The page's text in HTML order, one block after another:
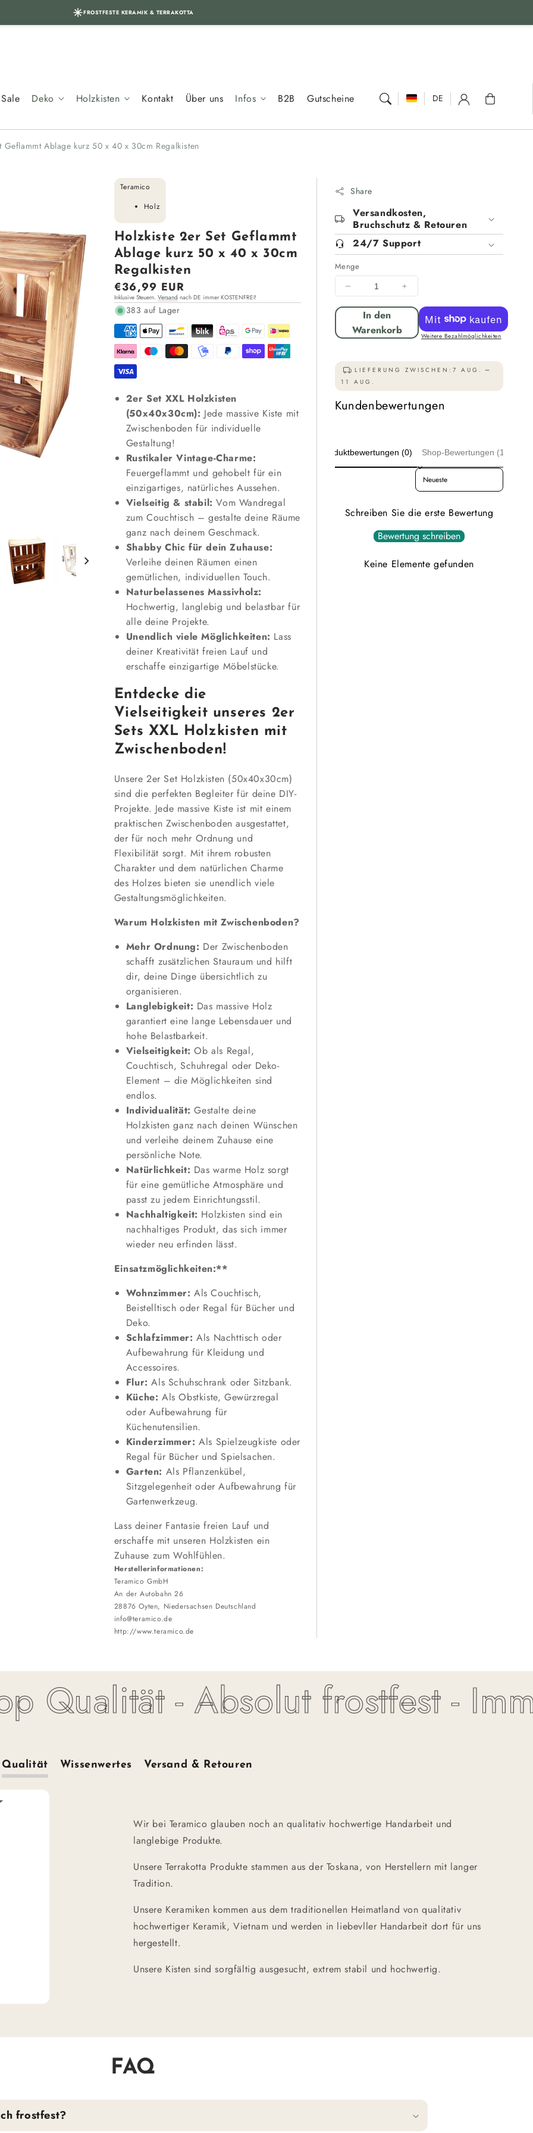
FROSTFESTE KERAMIK & TERRAKOTTA
Sale Deko Holzkisten Kontakt Über uns Infos B2B Gutscheine DE Warenkorb
Geflammt Ablage kurz 50 x 40 x 30cm Regalkisten
Teramico
Holz
Holzkiste 2er Set Geflammt
Ablage kurz 50 x 40 x 30cm
Regalkisten
Normaler
Preis
€36,99 EUR
Inklusive Steuern. Versandnach DE immer KOSTENFREI!
383 auf Lager
2er Set XXL Holzkisten
(50x40x30cm): Jede massive Kiste mit
Zwischenboden für individuelle
Gestaltung!
Rustikaler Vintage-Charme:
Feuergeflammt und gehobelt für ein
einzigartiges, natürliches Aussehen.
Vielseitig & stabil: Vom Wandregal
zum Couchtisch – gestalte deine Räume
ganz nach deinem Geschmack.
Shabby Chic für dein Zuhause:
Verleihe deinen Räumen einen
gemütlichen, individuellen Touch.
Naturbelassenes Massivholz:
Hochwertig, langlebig und belastbar für
alle deine Projekte.
Unendlich viele Möglichkeiten: Lass
deiner Kreativität freien Lauf und
erschaffe einzigartige Möbelstücke.
Entdecke die
Vielseitigkeit unseres 2er
Sets XXL Holzkisten mit
Zwischenboden!
Unsere 2er Set Holzkisten (50x40x30cm)
sind die perfekten Begleiter für deine DIY-
Projekte. Jede massive Kiste ist mit einem
praktischen Zwischenboden ausgestattet,
der für noch mehr Ordnung und
Flexibilität sorgt. Mit ihrem robusten
Charakter und dem natürlichen Charme
des Holzes bieten sie unendlich viele
Gestaltungsmöglichkeiten.
Warum Holzkisten mit Zwischenboden?
Mehr Ordnung: Der Zwischenboden
schafft zusätzlichen Stauraum und hilft
dir, deine Dinge übersichtlich zu
organisieren.
Langlebigkeit: Das massive Holz
garantiert eine lange Lebensdauer und
hohe Belastbarkeit.
Vielseitigkeit: Ob als Regal,
Couchtisch, Schuhregal oder Deko-
Element – die Möglichkeiten sind
endlos.
Individualität: Gestalte deine
Holzkisten ganz nach deinen Wünschen
und verleihe deinem Zuhause eine
persönliche Note.
Natürlichkeit: Das warme Holz sorgt
für eine gemütliche Atmosphäre und
passt zu jedem Einrichtungsstil.
Nachhaltigkeit: Holzkisten sind ein
nachhaltiges Produkt, das sich immer
wieder neu erfinden lässt.
Einsatzmöglichkeiten:**
Wohnzimmer: Als Couchtisch,
Beistelltisch oder Regal für Bücher und
Deko.
Schlafzimmer: Als Nachttisch oder
Aufbewahrung für Kleidung und
Accessoires.
Flur: Als Schuhschrank oder Sitzbank.
Küche: Als Obstkiste, Gewürzregal
oder Aufbewahrung für
Küchenutensilien.
Kinderzimmer: Als Spielzeugkiste oder
Regal für Bücher und Spielsachen.
Garten: Als Pflanzenkübel,
Sitzgelegenheit oder Aufbewahrung für
Gartenwerkzeug.
Lass deiner Fantasie freien Lauf und
erschaffe mit unseren Holzkisten ein
Zuhause zum Wohlfühlen.
Herstellerinformationen:
Teramico GmbH
An der Autobahn 26
28876 Oyten, Niedersachsen Deutschland
info@teramico.de
http://www.teramico.de
Share
Versandkosten,
Bruchschutz & Retouren
24/7 Support
Menge
Menge
für
Holzkiste
2er
Set
Ablage
kurz
50
x
Regalkisten
verringern
Menge
für
Holzkiste
2er
Set
Ablage
50
x
Regalkisten
erhöhen
In den
Warenkorb
Weitere Bezahlmöglichkeiten
LIEFERUNG ZWISCHEN: 7 AUG.
11 AUG.
Kundenbewertungen
Produktbewertungen (0) Shop-Bewertungen (125)
Sort reviews by
Schreiben Sie die erste Bewertung
Bewertung schreiben
Keine Elemente gefunden
- Absolut frostfest -
Qualität Wissenwertes Versand & Retouren
Wir bei Teramico glauben noch an qualitativ hochwertige Handarbeit und
langlebige Produkte.
Unsere Terrakotta Produkte stammen aus der Toskana, von Herstellern mit langer
Tradition.
Unsere Keramiken kommen aus dem traditionellen Heimatland von qualitativ
hochwertiger Keramik, Vietnam und werden in liebevller Handarbeit dort für uns
hergestellt.
Unsere Kisten sind sorgfältig ausgesucht, extrem stabil und hochwertig.
FAQ
frostfest?